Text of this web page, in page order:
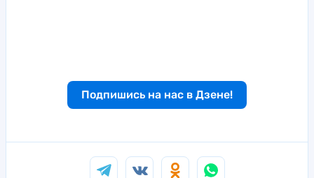
Подпишись на нас в Дзене!